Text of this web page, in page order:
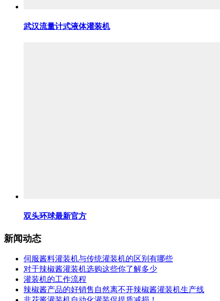
武汉流量计式液体灌装机
双头环球最新官方
新闻动态
伺服酱料灌装机与传统灌装机的区别有哪些
对于辣椒酱灌装机选购这些你了解多少
灌装机的工作流程
辣椒酱产品的好销售自然离不开辣椒酱灌装机生产线